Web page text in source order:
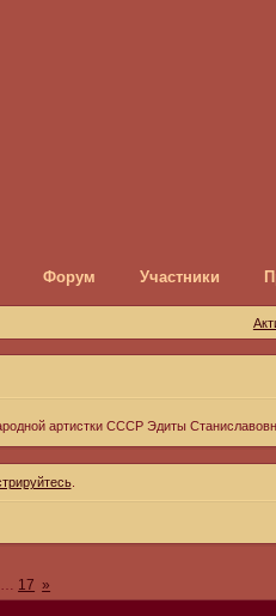
Форум Участники
артистки СССР Эдиты
.
17 »